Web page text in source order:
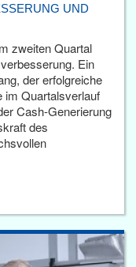
UND
zweiten Quartal
Ein
der erfolgreiche
im Quartalsverlauf
Cash-Generierung
des